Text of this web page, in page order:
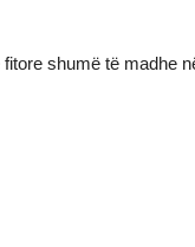
shumë të madhe